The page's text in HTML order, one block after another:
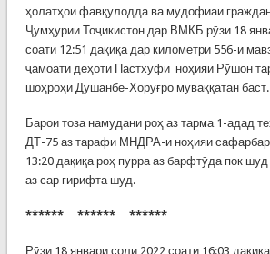
ҳолатҳои фавқулодда ва мудофиаи
Ҷумҳурии Тоҷикистон дар ВМКБ рӯзи 18
соати 12:51 дақиқа дар километри 556-и
ҷамоати деҳоти Пастхуфи ноҳияи Рӯшон
шоҳроҳи Душанбе-Хоруғро муваққатан баст.
Барои тоза намудани роҳ аз тарма 1-адад
ДТ-75 аз тарафи МНДРА-и ноҳияи сафарбар
13:20 дақиқа роҳ пурра аз барфтӯда пок
аз сар гирифта шуд.
****** ****** ******
Рӯзи 18 январи соли 2022 соати 16:03